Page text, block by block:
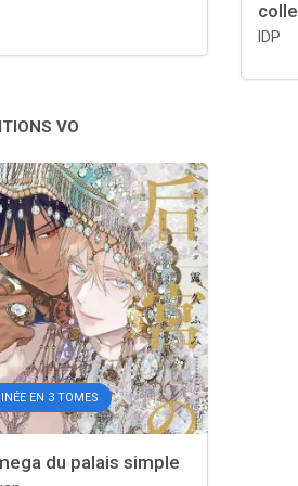
IDP
VO
EN 3 TOMES
du palais simple